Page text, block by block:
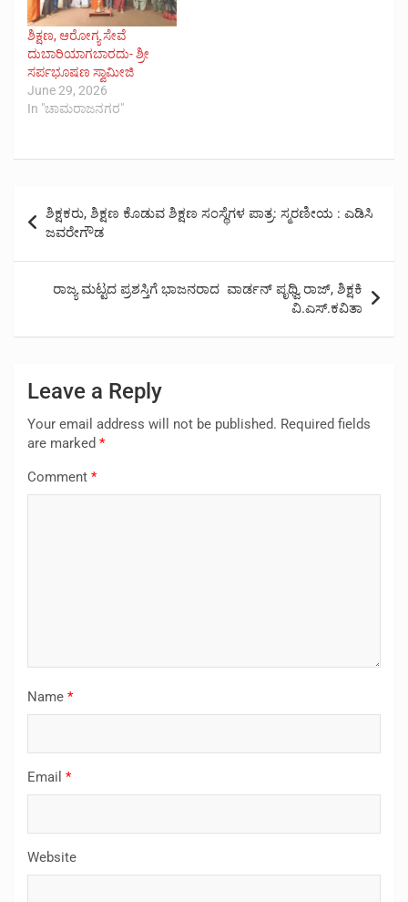
ಶಿಕ್ಷಣ, ಆರೋಗ್ಯ ಸೇವೆ
ದುಬಾರಿಯಾಗಬಾರದು- ಶ್ರೀ
ಸರ್ಪಭೂಷಣ ಸ್ವಾಮೀಜಿ
June 29, 2026
In "ಚಾಮರಾಜನಗರ"
navigation
ಶಿಕ್ಷಕರು, ಶಿಕ್ಷಣ ಕೊಡುವ ಶಿಕ್ಷಣ ಸಂಸ್ಥೆಗಳ ಪಾತ್ರ: ಸ್ಮರಣೀಯ : ಎಡಿಸಿ
ಜವರೇಗೌಡ
ರಾಜ್ಯ ಮಟ್ಟದ ಪ್ರಶಸ್ತಿಗೆ ಭಾಜನರಾದ ವಾರ್ಡನ್ ಪೃಥ್ವಿ ರಾಜ್, ಶಿಕ್ಷಕಿ
ವಿ.ಎಸ್.ಕವಿತಾ
Leave a Reply
Your email address will not be published. Required fields
are marked *
Comment *
Name *
Email *
Website